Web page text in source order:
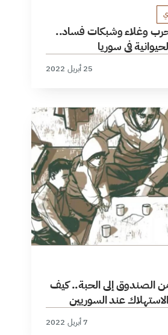
وغلاء وشبكات فساد..
في سوريا
25 أبريل 2022
الصندوق إلى الحبة.. كيف
عند السوريين
7 أبريل 2022